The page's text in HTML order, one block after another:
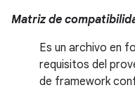
Matriz de
Es un archivo en
requisitos del
de framework